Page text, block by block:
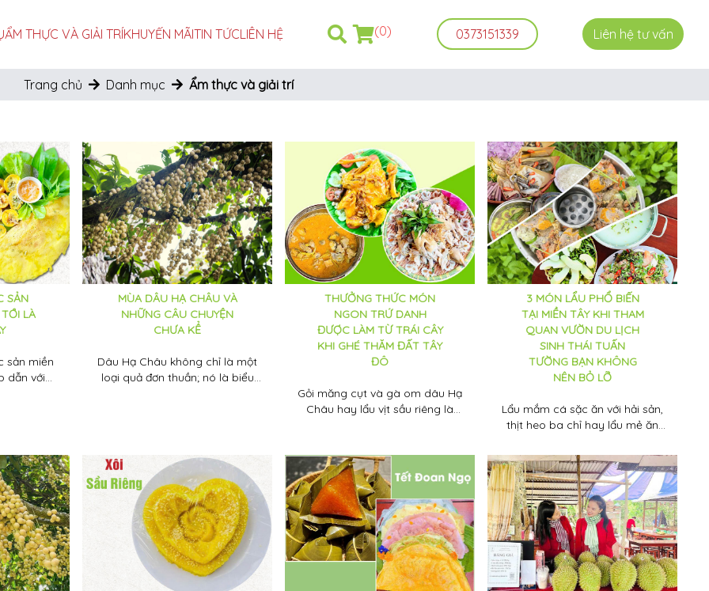
ẨM THỰC VÀ GIẢI TRÍKHUYẾN MÃITIN TỨCLIÊN HỆ (0) 0373151339 Liên hệ tư vấn
Trang chủ Danh mục Ẩm thực và giải trí
SẢN
LÀ
sản miền
dẫn với
MÙA DÂU HẠ CHÂU VÀ
NHỮNG CÂU CHUYỆN
CHƯA KỂ
Dâu Hạ Châu không chỉ là một
loại quả đơn thuần; nó là biểu
ngào và thanh bình luôn hiện
THƯỞNG THỨC MÓN
NGON TRỨ DANH
ĐƯỢC LÀM TỪ TRÁI CÂY
KHI GHÉ THĂM ĐẤT TÂY
ĐÔ
Gỏi măng cụt và gà om dâu Hạ
Châu hay lẩu vịt sầu riêng là
khách tìm đến trải nghiệm bởi
hương vị độc lạ.
3 MÓN LẨU PHỔ BIẾN
TẠI MIỀN TÂY KHI THAM
QUAN VƯỜN DU LỊCH
SINH THÁI TUẤN
TƯỜNG BẠN KHÔNG
NÊN BỎ LỠ
Lẩu mắm cá sặc ăn với hải sản,
thịt heo ba chỉ hay lẩu mẻ ăn
cọng bông súng, kèo nèo,
muống đồng, bắp chuối... khiến
không ít thực khách mê đắm.